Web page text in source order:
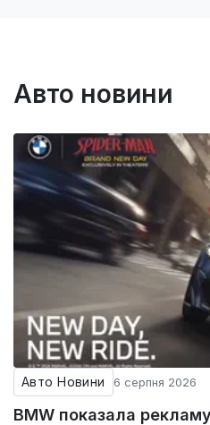
Авто новини
Авто Новини 6 серпня 2026
BMW показала